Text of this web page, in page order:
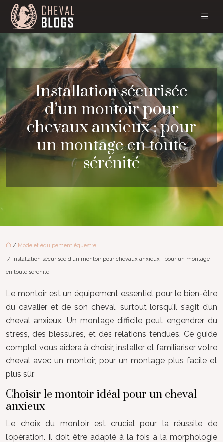
Installation sécurisée
d’un montoir pour
chevaux anxieux : pour
un montage en toute
sérénité
/ Mode et équipement équestre
/ Installation sécurisée d’un montoir pour chevaux anxieux : pour un montage
en toute sérénité
Le montoir est un équipement essentiel pour le bien-être
du cavalier et de son cheval, surtout lorsqu’il s’agit d’un
cheval anxieux. Un montage difficile peut engendrer du
stress, des blessures, et des relations tendues. Ce guide
complet vous aidera à choisir, installer et familiariser votre
cheval avec un montoir, pour un montage plus facile et
plus sûr.
Choisir le montoir idéal pour un cheval
anxieux
Le choix du montoir est crucial pour la réussite de
l’opération. Il doit être adapté à la fois à la morphologie